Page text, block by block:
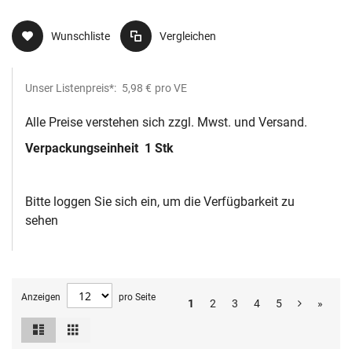
Wunschliste Vergleichen
Unser Listenpreis*: 5,98 € pro VE
Alle Preise verstehen sich zzgl. Mwst. und Versand.
Verpackungseinheit 1 Stk
Bitte loggen Sie sich ein, um die Verfügbarkeit zu
sehen
Anzeigen pro Seite 1 2 3 4 5 »
Ansicht